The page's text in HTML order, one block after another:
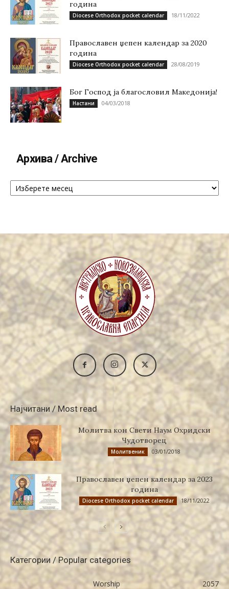
година
Diocese Orthodox pocket calendar 18/11/2022
Православен џепен календар за 2020
година
Diocese Orthodox pocket calendar 28/08/2019
Бог Господ ја благословил Македонија!
Настани 04/03/2018
Архива / Archive
Архива
Најчитани / Most read
Молитва кон Свети Наум Охридски
Чудотворец
Молитвеник 03/01/2018
Православен џепен календар за 2023
година
Diocese Orthodox pocket calendar 18/11/2022
Категории / Popular categories
Worship 2057